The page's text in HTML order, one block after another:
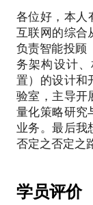
把你的问题提
同时发挥原有
本人10余年金
机构，也有新
综上，本话题
学生规划金融
3. 也许你既
路径如何规划
4. 也许你已经
易，但是遇到
本人多年的量
项目底层大
发。在某金融
项目。
我愿意与你分
1. 帮您梳理交
在这样的情况
司、互联网金
* 泛“智能投顾
* 智能投顾整
* 智能投顾核
接金融产品等
* 如何结合公
各位好，本人
互联网的综合
负责智能投顾
务架构设计
置）的设计和
验室，主导开
量化策略研究
业务。最后我
学员评价